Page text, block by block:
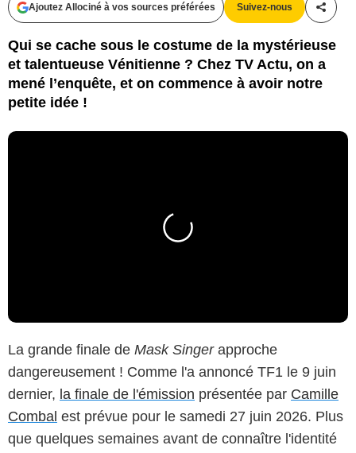
Ajoutez Allociné à vos sources préférées Suivez-nous
Qui se cache sous le costume de la mystérieuse
et talentueuse Vénitienne ? Chez TV Actu, on a
mené l’enquête, et on commence à avoir notre
petite idée !
La grande finale de Mask Singerapproche
dangereusement ! Comme l'a annoncé TF1 le 9 juin
dernier, la finale de l'émission présentée par Camille
Combal est prévue pour le samedi 27 juin 2026. Plus
que quelques semaines avant de connaître l'identité